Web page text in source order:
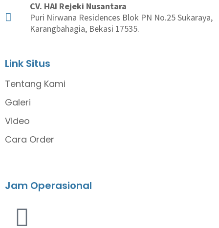
CV. HAI Rejeki Nusantara
Puri Nirwana Residences Blok PN No.25 Sukaraya,
Karangbahagia, Bekasi 17535.
Link Situs
Tentang Kami
Galeri
Video
Cara Order
Jam Operasional